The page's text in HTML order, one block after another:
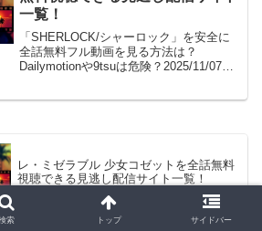
一覧！
「SHERLOCK/シャーロック」を安全に
全話無料フル動画を見る方法は？
Dailymotionや9tsuは危険？2025/11/07
レ・ミゼラブル 少女コゼットを全話無料
視聴できる見逃し配信サイト一覧！
索 トップ サイドバー